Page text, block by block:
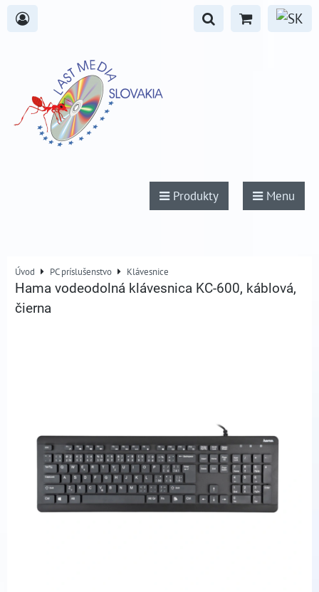
Produkty Menu
Úvod PC príslušenstvo Klávesnice
Hama vodeodolná klávesnica KC-600, káblová,
čierna